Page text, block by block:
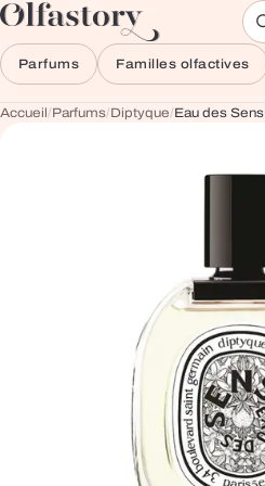
Aller au contenu
Parfums Familles olfactives
Accueil/Parfums/Diptyque/Eau des Sens